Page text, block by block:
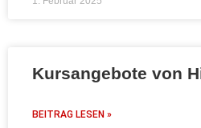
Kursangebote von
BEITRAG LESEN »